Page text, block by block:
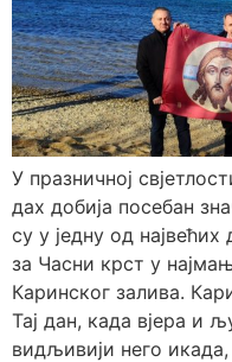
У празничној
дах добија посебан
су у једну од
за Часни крст у
Каринског залива.
Тај дан, када вјера и
видљивији него